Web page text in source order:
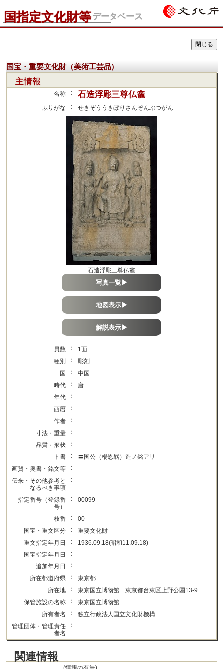
国指定文化財等データベース
国宝・重要文化財（美術工芸品）
主情報
名称 ： 石造浮彫三尊仏龕
ふりがな ： せきぞううきぼりさんぞんぶつがん
石造浮彫三尊仏龕
写真一覧▶
地図表示▶
解説表示▶
員数 ：
1面
種別
：
彫刻
国
：
中国
時代
：
唐
年代
：
西暦 ：
作者 ：
寸法・重量 ：
品質・形状 ：
ト書 ：
〓国公（楊恩勗）造ノ銘アリ
画賛・奥書・銘文等
：
伝来・その他参考と
なるべき事項
：
指定番号（登録番
号）
： 00099
枝番 ：
00
国宝・重文区分
：
重要文化財
重文指定年月日
：
1936.09.18(昭和11.09.18)
国宝指定年月日
：
追加年月日 ：
所在都道府県 ：
東京都
所在地
：
東京国立博物館 東京都台東区上野公園13-9
保管施設の名称
：
東京国立博物館
所有者名
：
独立行政法人国立文化財機構
管理団体・管理責任
者名
：
関連情報
(情報の有無)